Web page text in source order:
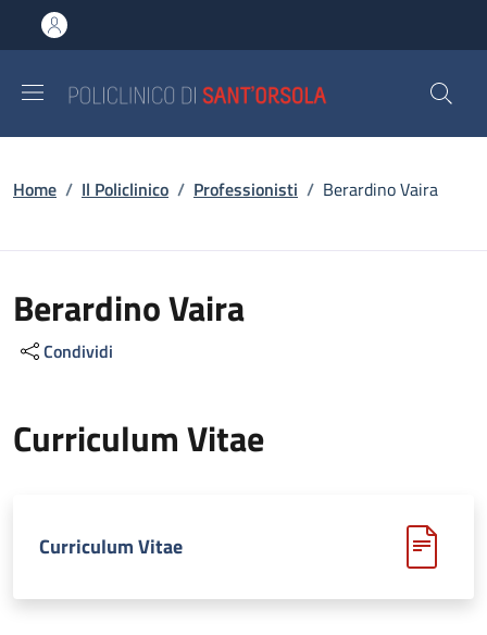
al contenuto principale
to footer content
Briciole di pane
Home / Il Policlinico / Professionisti / Berardino Vaira
Berardino Vaira
Condividi
Curriculum Vitae
Curriculum Vitae